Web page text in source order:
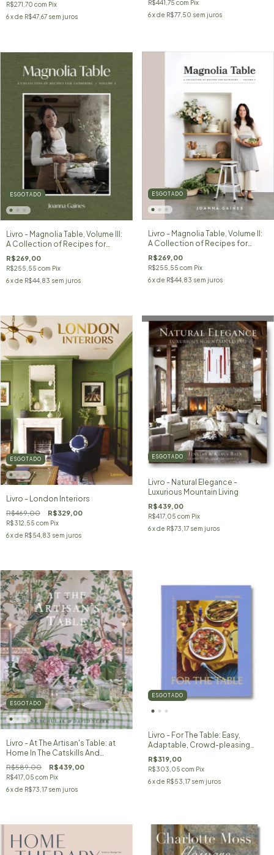
R$271,70 com Pix
6x de R$47,67 sem juros
R$441,75 com Pix
6 x de R$77,50 sem juros
ESGOTADO
Livro - Magnolia Table, Volume III:
A Collection of Recipes for
Gathering
R$269,00
R$255,55 com Pix
6x de R$44,83 sem juros
ESGOTADO
Livro - Magnolia Table, Volume II:
A Collection of Recipes for
Gathering
R$269,00
R$255,55 com Pix
6 x de R$44,83 sem juros
ESGOTADO
Livro - London Interiors
R$469,00 R$329,00
R$312,55 com Pix
6x de R$54,83 sem juros
ESGOTADO
Livro - Natural Elegance -
Luxurious Mountain Living
R$439,00
R$417,05 com Pix
6 x de R$73,17 sem juros
ESGOTADO
Livro - At The Artisan's Table: at
Home In The Catskills And
Hudson Valley
R$589,00 R$439,00
R$417,05 com Pix
6x de R$73,17 sem juros
ESGOTADO
Livro - For The Table: Easy,
Adaptable, Crowd-pleasing
Recipes
R$319,00
R$303,05 com Pix
6 x de R$53,17 sem juros